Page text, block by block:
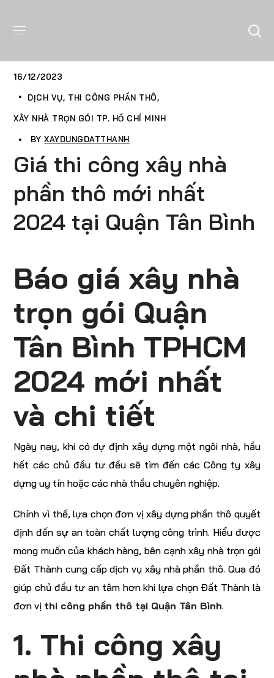
16/12/2023
DỊCH VỤ THI CÔNG PHẦN THÔ
XÂY NHÀ TRỌN GÓI TP. HỒ CHÍ MINH
BYXAYDUNGDATTHANH
Giá thi công xây nhà
phần thô mới nhất
2024 tại Quận Tân Bình
Báo giá xây nhà
trọn gói Quận
Tân Bình TPHCM
2024 mới nhất
và chi tiết
Ngày nay, khi có dự định xây dựng một ngôi nhà, hầu
hết các chủ đầu tư đều sẽ tìm đến các Công ty xây
dựng uy tín hoặc các nhà thầu chuyên nghiệp.
Chính vì thế, lựa chọn đơn vị xây dựng phần thô quyết
định đến sự an toàn chất lượng công trình. Hiểu được
mong muốn của khách hàng, bên cạnh xây nhà trọn gói
Đất Thành cung cấp dịch vụ xây nhà phần thô. Qua đó
giúp chủ đầu tư an tâm hơn khi lựa chọn Đất Thành là
đơn vị thi công phần thô tại Quận Tân Bình.
1. Thi công xây